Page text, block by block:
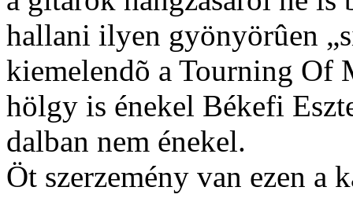
hallani ilyen gyönyörûen
kiemelendõ a Tourning Of
hölgy is énekel Békefi
dalban nem énekel.
Öt szerzemény van ezen a